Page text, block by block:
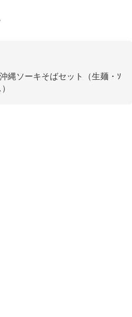
縄ソーキそばセット（生麺・ｿ